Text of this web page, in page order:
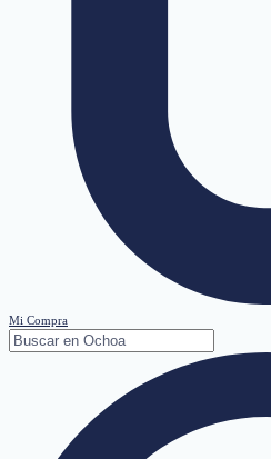
Mi Compra